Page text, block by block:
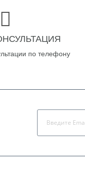
по телефону